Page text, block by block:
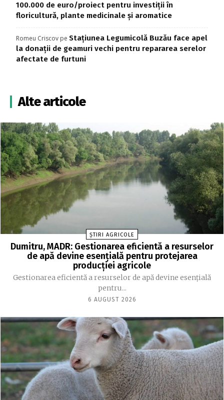
100.000 de euro/proiect pentru investiţii în
floricultură, plante medicinale şi aromatice
Romeu Criscov pe Stațiunea Legumicolă Buzău face apel
la donații de geamuri vechi pentru repararea serelor
afectate de furtuni
Alte articole
ȘTIRI AGRICOLE
Dumitru, MADR: Gestionarea eficientă a resurselor
de apă devine esenţială pentru protejarea
producţiei agricole
Gestionarea eficientă a resurselor de apă devine esenţială
pentru...
6 AUGUST 2026